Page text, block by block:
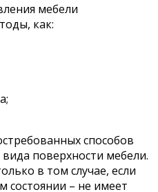
мебели
как:
способов
поверхности мебели.
в том случае, если
состоянии – не имеет